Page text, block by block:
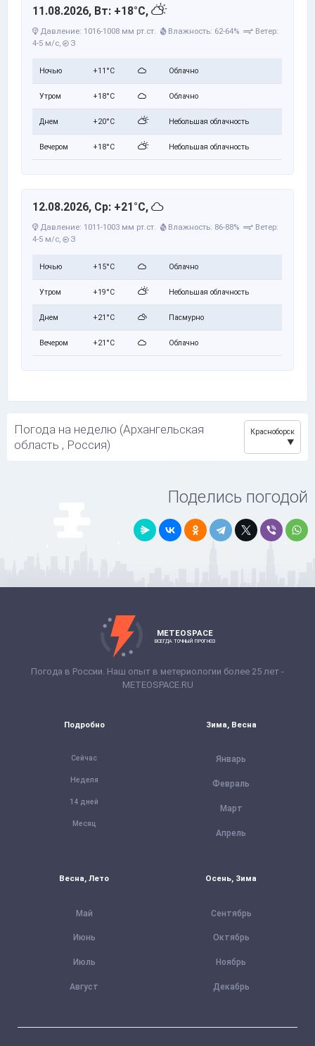
11.08.2026, Вт: +18°C,
Давление: 1016-1008 мм рт.ст. Влажность: 62-64%
Ветер:
4-5 м/с, З
Ночью +11°C Облачно
Утром +18°C Облачно
Днем +20°C Небольшая облачность
Вечером +18°C Небольшая облачность
12.08.2026, Ср: +21°C,
Давление: 1011-1003 мм рт.ст. Влажность: 86-88%
Ветер:
4-5 м/с, З
Ночью +15°C Облачно
Утром +19°C Небольшая облачность
Днем +21°C Пасмурно
Вечером +21°C Облачно
Погода на неделю (Архангельская
область , Россия)
Красноборск
Поделись погодой
METEOSPACE
ВСЕГДА ТОЧНЫЙ ПРОГНОЗ
Погода в России. Наш опыт в метериологии более 25 лет -
METEOSPACE.RU
Подробно
Сейчас
Неделя
14 дней
Месяц
Зима, Весна
Январь
Февраль
Март
Апрель
Весна, Лето
Май
Июнь
Июль
Август
Осень, Зима
Сентябрь
Октябрь
Ноябрь
Декабрь